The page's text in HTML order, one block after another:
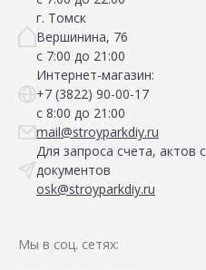
г. Томск
Вершинина, 76
с 7:00 до 21:00
Интернет-магазин:
+7 (3822) 90-00-17
с 8:00 до 21:00
mail@stroyparkdiy.ru
Для запроса счета, актов
документов
osk@stroyparkdiy.ru
Мы в соц. сетях: